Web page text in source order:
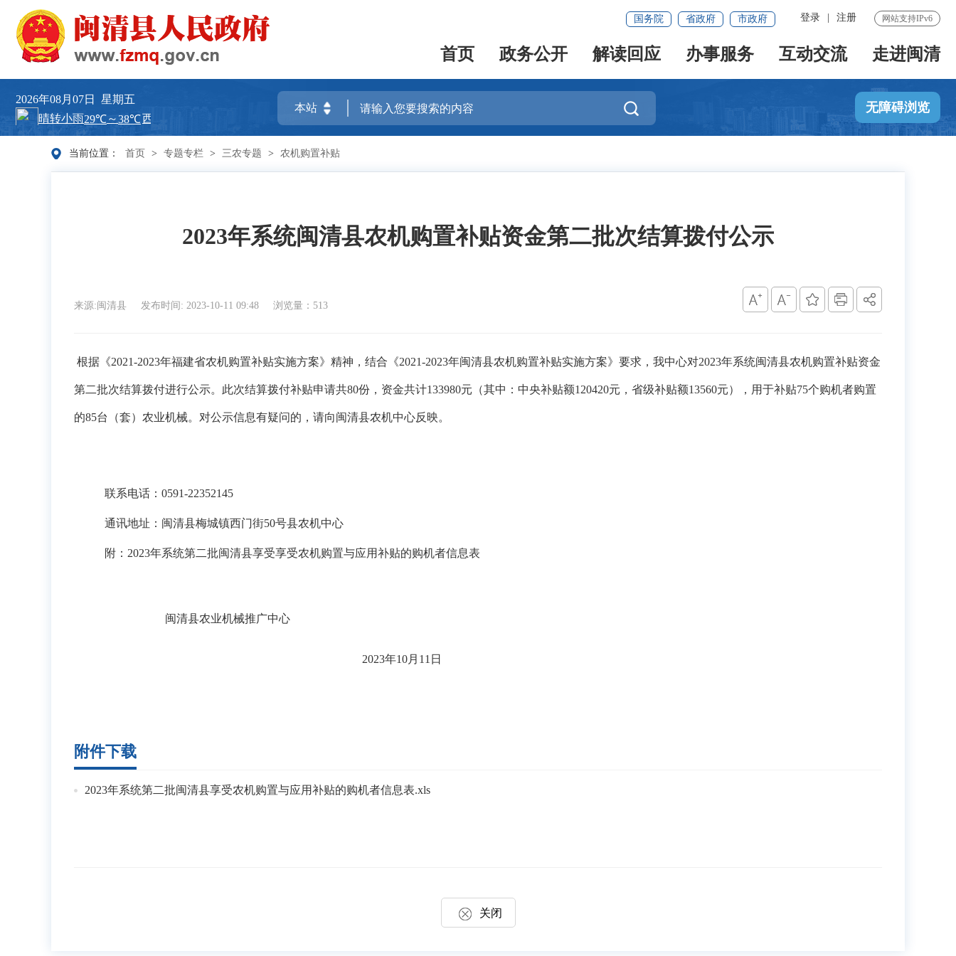
网站支持IPv6
登录 注册
国务院 省政府 市政府
首页 政务公开 解读回应 办事服务 互动交流 走进闽清
2026年08月07日 星期五
 无障碍浏览
当前位置： 首页 > 专题专栏 > 三农专题 > 农机购置补贴
2023年系统闽清县农机购置补贴资金第二批次结算拨付公示
来源:闽清县 发布时间: 2023-10-11 09:48 浏览量：513
根据《2021-2023年福建省农机购置补贴实施方案》精神， 结合 《2021-2023年闽清县农机购置补贴实施方案》 要求， 我中心对2023年系统闽清县农机购置补贴资金
第二批次结算拨付进行公示。此次结算拨付补贴申请共80份， 资金共计133980元（其中：中央补贴额120420元，省级补贴额13560元），用于补贴75个购机者购置
的85台（套）农业机械。对公示信息有疑问的，请向闽清县农机中心反映。
联系电话： 0591-22352145
通讯地址：闽清县梅城镇西门街50号县农机中心
附： 2023年系统第二批闽清县享受享受农机购置与应用补贴的购机者信息表
闽清县农业机械推广中心
2023年10月1 1 日
附件下载
2023年系统第二批闽清县享受农机购置与应用补贴的购机者信息表.xls
关闭